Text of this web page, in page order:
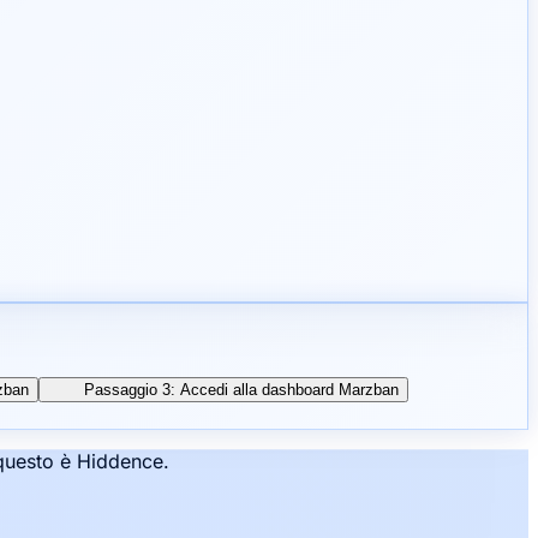
Passaggio 3: Accedi alla dashboard Marzban
è Hiddence.